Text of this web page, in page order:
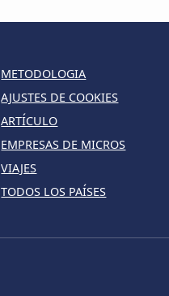
METODOLOGIA
AJUSTES DE COOKIES
ARTÍCULO
EMPRESAS DE MICROS
VIAJES
TODOS LOS PAÍSES